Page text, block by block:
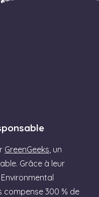
GreenGeeks , un
Grâce à leur
compense 300 % de